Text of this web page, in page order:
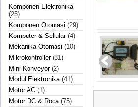
Komponen Elektronika
(25)
Komponen Otomasi (29)
Komputer & Sellular(4)
Mekanika Otomasi (10)
Mikrokontroller(31)
Mini Konveyor(2)
Modul Elektronika(41)
Motor AC (1)
Motor DC & Roda(75)